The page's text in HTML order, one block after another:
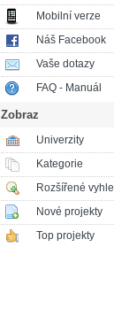
Mobilní verze
Náš Facebook
Vaše dotazy
FAQ - Manuál
Zobraz
Univerzity
Kategorie
Rozšířené
Nové projekty
Top projekty